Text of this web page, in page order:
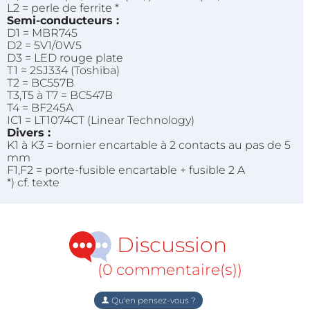
L2 = perle de ferrite *
Semi-conducteurs :
D1 = MBR745
D2 = 5V1/0W5
D3 = LED rouge plate
T1 = 2SJ334 (Toshiba)
T2 = BC557B
T3,T5 à T7 = BC547B
T4 = BF245A
IC1 = LT1074CT (Linear Technology)
Divers :
K1 à K3 = bornier encartable à 2 contacts au pas de 5
mm
F1,F2 = porte-fusible encartable + fusible 2 A
*) cf. texte
Discussion
(0 commentaire(s))
Qu'en pensez-vous ?